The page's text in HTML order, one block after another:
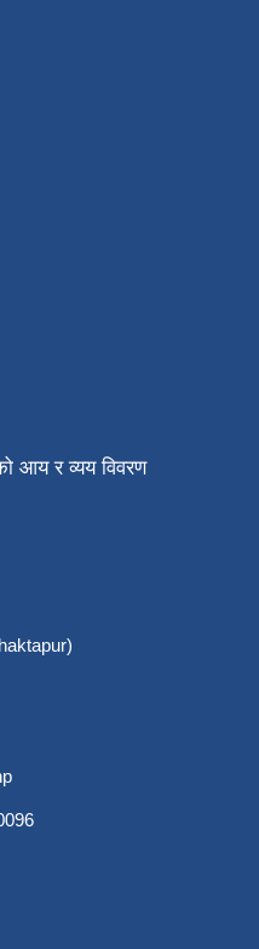
आय र व्यय विवरण